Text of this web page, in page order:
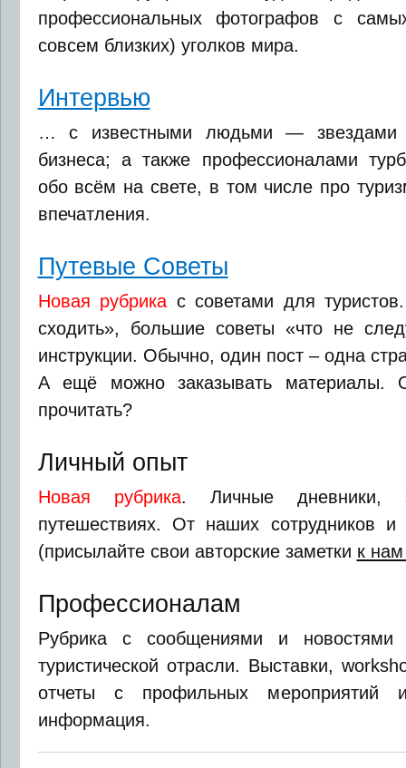
профессиональных фотографов с
совсем близких) уголков мира.
Интервью
… с известными людьми — звездами
бизнеса; а также профессионалами
обо всём на свете, в том числе про
впечатления.
Путевые Советы
Новая рубрика с советами для
сходить», большие советы «что не
инструкции. Обычно, один пост – одна
А ещё можно заказывать
прочитать?
Личный опыт
Новая рубрика. Личные дневники,
путешествиях. От наших сотрудников и
(присылайте свои авторские заметки к
Профессионалам
Рубрика с сообщениями и новостями
туристической отрасли. Выставки,
отчеты с профильных мероприятий
информация.